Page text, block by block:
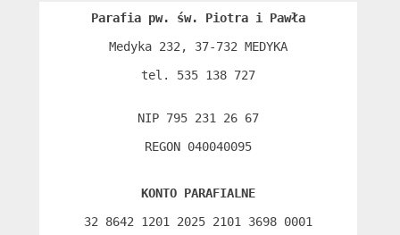
Parafia pw. św. Piotra i Pawła
Medyka 232, 37-732 MEDYKA
tel. 535 138 727
NIP 795 231 26 67
REGON 040040095
KONTO PARAFIALNE
32 8642 1201 2025 2101 3698 0001